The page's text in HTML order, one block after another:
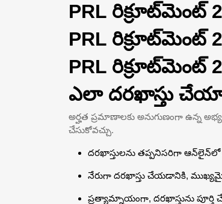
PRL రిక్రూట్‌మెంట్
PRL రిక్రూట్‌మెంట్
PRL రిక్రూట్‌మెంట్
ఎలా దరఖాస్తు
అర్హత ప్రమాణాలకు అనుగుణంగా ఉన్న
చేసుకోవచ్చు.
దరఖాస్తులను తప్పనిసరిగా ఆన్‌లైన్‌లో
నేరుగా దరఖాస్తు చేయడానికి,
ప్రత్యామ్నాయంగా, దరఖాస్తును పూర్తి